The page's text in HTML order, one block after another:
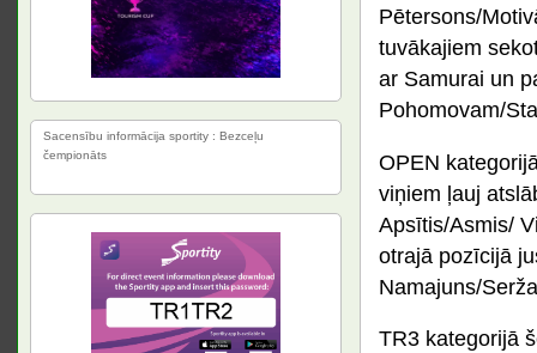
Pētersons/
tuvākajiem
ar Samurai un
Pohomovam/
OPEN
viņiem ļauj
Apsītis/Asmis/
otrajā pozīcijā
Namajuns/
TR3 kategorijā
Sacensību informācija sportity : Bezceļu
čempionāts